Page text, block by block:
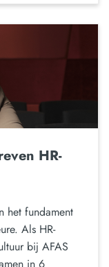
HR-
het fundament
Als HR-
bij AFAS